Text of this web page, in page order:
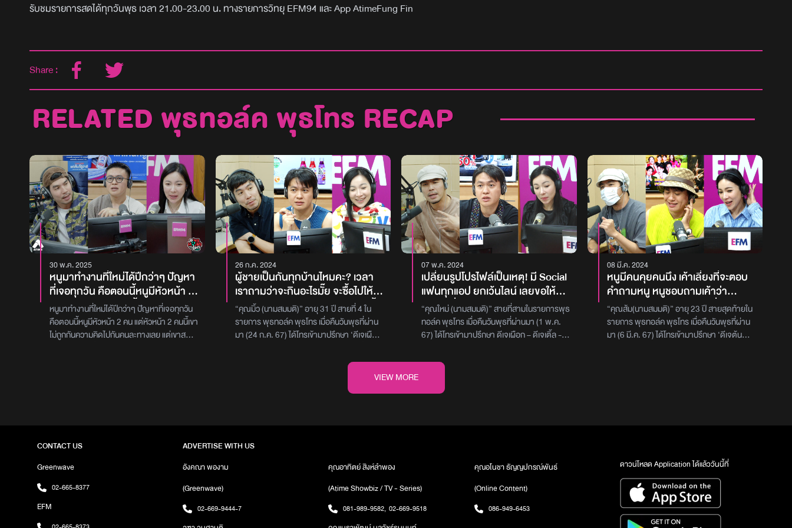
รับชมรายการสดได้ทุกวันพุธ เวลา 21.00-23.00 น. ทางรายการวิทยุ EFM94 และ App AtimeFung Fin
Share :
RELATED พุธทอล์ค พุธโทร RECAP
30 พ.ค. 2025
หนูมาทำงานที่ใหม่ได้ปีกว่าๆ ปัญหา
ที่เจอทุกวัน คือตอนนี้หนูมีหัวหน้า 2
คน แต่หัวหน้า 2 คนนี้เขาไม่ถูกกัน
ความคิดไปกันคนละทางเลย แต่เขา
สองคนทำงานเก่งทั้งคู่ คนนึงไม่พอใจ
หนูมาทำงานที่ใหม่ได้ปีกว่าๆ ปัญหาที่เจอทุกวัน
คือตอนนี้หนูมีหัวหน้า 2 คน แต่หัวหน้า 2 คนนี้เขา
ไม่ถูกกันความคิดไปกันคนละทางเลย แต่เขาสอง
ยังไงคะ? “คุณเมย์ (นามสมมติ)” อายุ 30 ปี สาย
พุธที่ผ่านมา [28 พ.ค. 68] ได้โทรเข้ามาปรึกษา
“ดีเจเผือก - ดีเจเติ้ล - ดีเจต้นหอม” เกี่ยวกับ
กันเลย เราที่เป็นคนกลางก็หนักใจ โดย “คุณเมย์
(นามสมมติ)” ได้เล่าว่า ‘หนูมีหัวหน้าสองคน ซึ่งมี
direction ไม่ตรงกัน แต่ที่ต้องมีหัวหน้าสองคน
26 ก.ค. 2024
ผู้ชายเป็นกันทุกบ้านไหมคะ? เวลา
เราถามว่าจะกินอะไรมั๊ย จะซื้อไปให้
แฟนจะตอบว่า ไม่เอาอ่ะ แต่พอเราซื้อ
กลับไปกินที่บ้านทีไร แย่งกินตลอด
ไม่ใช่แค่ชิม แต่กินเยอะด้วย บางทีมัน
“คุณมิ้ว (นามสมมติ)” อายุ 31 ปี สายที่ 4 ใน
รายการ พุธทอล์ค พุธโทร เมื่อคืนวันพุธที่ผ่าน
มา (24 ก.ค. 67) ได้โทรเข้ามาปรึกษา ‘ดีเจเผือก
มากินคนเดียว เคยถามแฟนแล้วว่าจะกินมั้ย แต่
เขาบอกไม่กิน สุดท้ายโดนแย่งเฉย “คุณมิ้ว (นาม
สมมติ)” เล่าว่า ‘เวลาที่เราไปห้าง หรือร้าน
ได้ ก็จะซื้อไว้เยอะๆ แล้วเราจะถามแฟนว่า “เธอ
ก็จะถามตลอด แต่คำตอบคือ “ไม่เอา ไม่กิน
หรอก พอแล้วๆๆ” พอเราซื้อกลับมากลับมาที่
คำว่าหน่อยของเขามันเยอะ มีอยู่ครั้งนึงที่ต้อง
ทำให้มาเล่าเลยคือ วันนั้นเราซื้อชนมไว้ แล้วเรา
เก็บไว้ กะไว้ว่าจะมากินตอนเย็น วาดภาพในหัวไว้
07 พ.ค. 2024
เปลี่ยนรูปโปรไฟล์เป็นเหตุ! มี Social
แฟนทุกแอป ยกเว้นไลน์ เลยขอให้
แฟนเปลี่ยนรูปโปรไฟล์ Line เป็นรูป
คู่ สุดท้ายแฟนไม่เปลี่ยน แล้วบอก
เลิก! ลั่น ทำนิสัยแบบนี้มัน Toxic
นี้ ตอนนี้รู้สึกผิดอยากขอกำลังใจค่ะ
“คุณใหม่ (นามสมมติ)” สายที่สามในรายการพุธ
ทอล์ค พุธโทร เมื่อคืนวันพุธที่ผ่านมา (1 พ.ค.
67) ได้โทรเข้ามาปรึกษา ดีเจเผือก – ดีเจเติ้ล - ดี
โปรไฟล์เป็นรูปคู่ โดย “คุณใหม่ (นามสมมติ)” ได้
เดือนได้ ขอเล่าก่อนว่าตอนที่คบกันได้ประมาณ 5
ตอนนั้นหนูไปเที่ยวบ้านเขา และไปเล่นไอแพดของ
(FWB) แอบไปคุยกับรุ่นพี่คนสนิท เคยไปรับไปส่ง
ผู้หญิงอีก 2 - 3 คน ชอบไปกด LOVE ในสตอรี่บ
ลาๆ หนูเห็นปุ๊บก็ร้องไห้ แล้วเขาก็มาบอกว่าเขา
เลือกหนูนะ จะให้เขาทำยังไงก็ได้ หนูก็เลยโอเค งั้น
08 มี.ค. 2024
หนูมีคนคุยคนนึง เค้าเลี่ยงที่จะตอบ
คำถามหนู หนูชอบถามเค้าว่า
"คิดถึงเราป่าว?" เค้าก็จะเลี่ยงไม่
ตอบ เปลี่ยนเรื่องคุยตลอด แต่เค้าก็
เคยพูดว่า "ถ้าไม่คิดถึง คงไม่ขับรถ
“คุณส้ม(นามสมมติ)” อายุ 23 ปี สายสุดท้ายใน
รายการ พุธทอล์ค พุธโทร เมื่อคืนวันพุธที่ผ่าน
มา (6 มี.ค. 67) ได้โทรเข้ามาปรึกษา ‘ดีเจต้น
เขาก็ปกติแต่เขาเป็นคนไม่หวานเวลาอยู่กับเรา แต่
ไม่คิดถึง ไม่ขับรถมาหาไกลขนาดนี้ แต่ตอบเลี่ยง
ๆ หนูอยากถามพี่ ๆ ว่า ทำไมเขาไม่ตอบว่าคิดถึง
มาเลย’ ซึ่ง “ดีเจเผือก” ให้คำปรึกษาว่า ‘ต้องรอ
เขาอายุซัก 30 ขึ้นไปจะเริ่มอ่อนลง สมัยวัยรุ่นพี่ก็
เป็น ตอนนั้นมันมีทรง เรารู้สึกว่าคนเท่ ๆ อย่างเรา
VIEW MORE
CONTACT US
Greenwave
02-665-8377
EFM
ADVERTISE WITH US
อังคณา พองาม
(Greenwave)
02-669-9444-7
คุณอาทิตย์ สิงห์ลำพอง
(Atime Showbiz / TV - Series)
081-989-9582, 02-669-9518
คุณอโนชา ธัญญปกรณ์พันธ์
(Online Content)
086-949-6453
ดาวน์โหลด Application ได้แล้ววันนี้ที่